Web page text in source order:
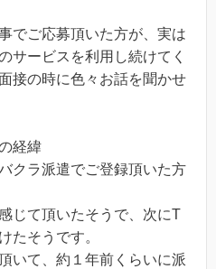
でご応募頂いた方が、実は
サービスを利用し続けてく
接の時に色々お話を聞かせ
経緯
クラ派遣でご登録頂いた方
じて頂いたそうで、次にT
たそうです。
いて、約１年前くらいに派